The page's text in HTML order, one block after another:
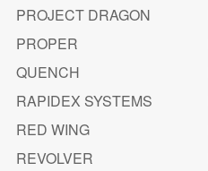
PROJECT DRAGON
PROPER
QUENCH
RAPIDEX SYSTEMS
RED WING
REVOLVER